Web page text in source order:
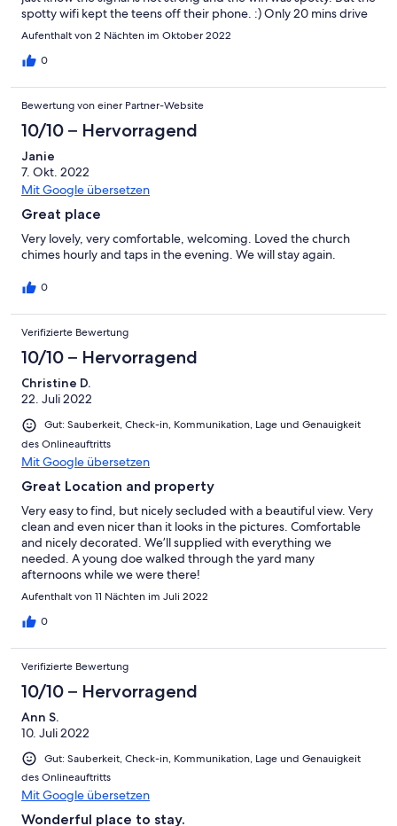
spotty wifi kept the teens off their phone. :) Only 20 mins drive
to Highlands so perfect for day trips and checking out waterfalls
nice. We will be back. 🧡
Aufenthalt von 2 Nächten im Oktober 2022
0
Bewertung von einer Partner-Website
10/10 – Hervorragend
Janie
7. Okt. 2022
Mit Google übersetzen
Great place
Very lovely, very comfortable, welcoming. Loved the church
chimes hourly and taps in the evening. We will stay again.
0
Verifizierte Bewertung
10/10 – Hervorragend
Christine D.
22. Juli 2022
Gut: Sauberkeit, Check-in, Kommunikation, Lage und Genauigkeit
des Onlineauftritts
Mit Google übersetzen
Great Location and property
Very easy to find, but nicely secluded with a beautiful view. Very
clean and even nicer than it looks in the pictures. Comfortable
and nicely decorated. We’ll supplied with everything we
needed. A young doe walked through the yard many
afternoons while we were there!
Aufenthalt von 11 Nächten im Juli 2022
0
Verifizierte Bewertung
10/10 – Hervorragend
Ann S.
10. Juli 2022
Gut: Sauberkeit, Check-in, Kommunikation, Lage und Genauigkeit
des Onlineauftritts
Mit Google übersetzen
Wonderful place to stay.